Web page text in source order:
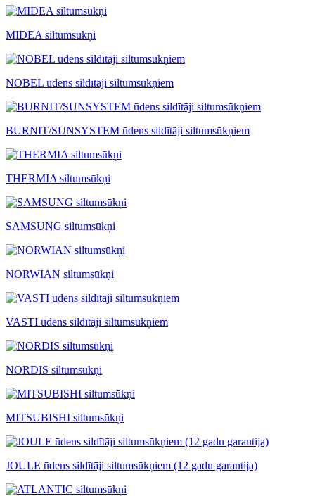
MIDEA siltumsūkņi
NOBEL ūdens sildītāji siltumsūkņiem
BURNIT/SUNSYSTEM ūdens sildītāji siltumsūkņiem
THERMIA siltumsūkņi
SAMSUNG siltumsūkņi
NORWIAN siltumsūkņi
VASTI ūdens sildītāji siltumsūkņiem
NORDIS siltumsūkņi
MITSUBISHI siltumsūkņi
JOULE ūdens sildītāji siltumsūkņiem (12 gadu garantija)